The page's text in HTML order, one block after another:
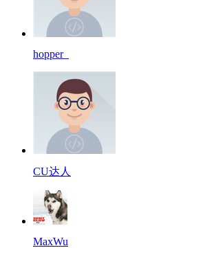
hopper_
CU达人
MaxWu